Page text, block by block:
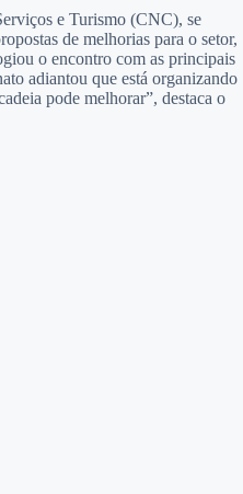
e Turismo (CNC), se
de melhorias para o setor,
o encontro com as principais
adiantou que está organizando
pode melhorar”, destaca o